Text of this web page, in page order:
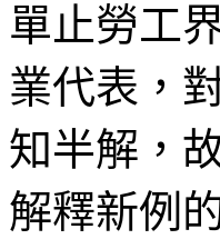
單止勞工
業代表，
知半解，
解釋新例